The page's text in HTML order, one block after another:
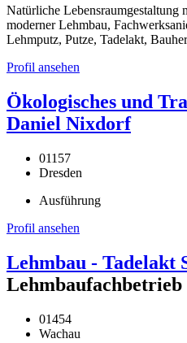
Natürliche Lebensraumgestaltung
moderner Lehmbau,
Lehmputz, Putze, Tadelakt,
Profil ansehen
Ökologisches und
Daniel Nixdorf
01157
Dresden
Ausführung
Profil ansehen
Lehmbau - Tadelakt
Lehmbaufachbetrieb
01454
Wachau